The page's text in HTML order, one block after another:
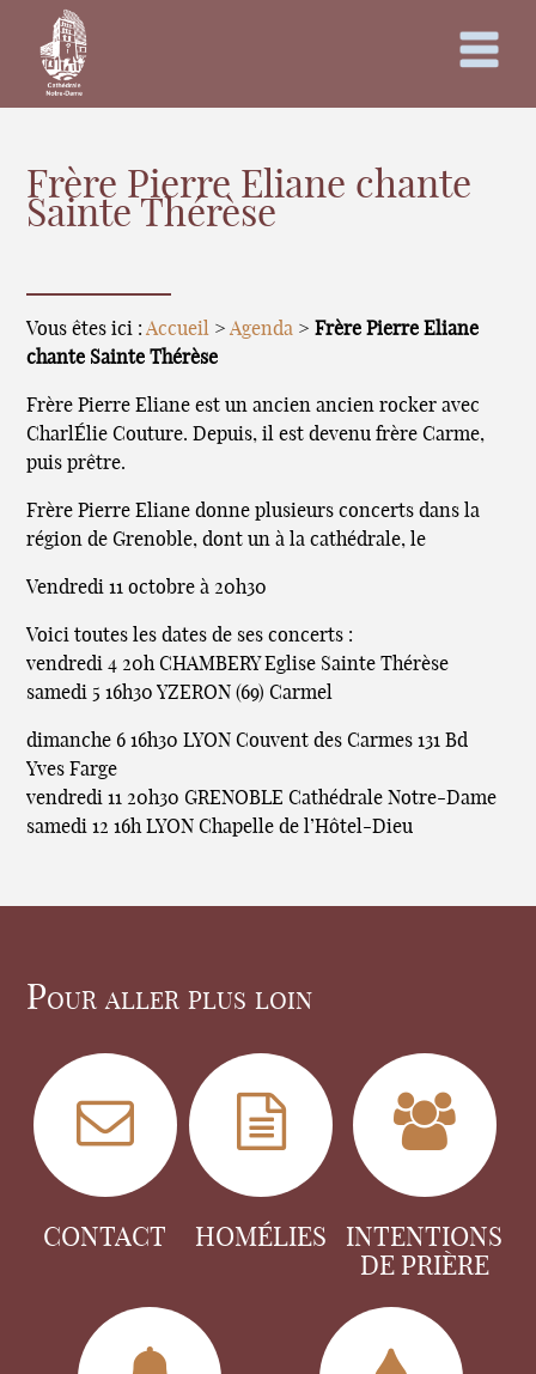
Frère Pierre Eliane chante
Sainte Thérèse
Vous êtes ici :Accueil >Agenda >Frère Pierre Eliane
chante Sainte Thérèse
Frère Pierre Eliane est un ancien ancien rocker avec
CharlÉlie Couture. Depuis, il est devenu frère Carme,
puis prêtre.
Frère Pierre Eliane donne plusieurs concerts dans la
région de Grenoble, dont un à la cathédrale, le
Vendredi 11 octobre à 20h30
Voici toutes les dates de ses concerts :
vendredi 4 20h CHAMBERY Eglise Sainte Thérèse
samedi 5 16h30 YZERON (69) Carmel
dimanche 6 16h30 LYON Couvent des Carmes 131 Bd
Yves Farge
vendredi 11 20h30 GRENOBLE Cathédrale Notre-Dame
samedi 12 16h LYON Chapelle de l’Hôtel-Dieu
Pour aller plus loin
CONTACT HOMÉLIES
INTENTIONS
DE PRIÈRE